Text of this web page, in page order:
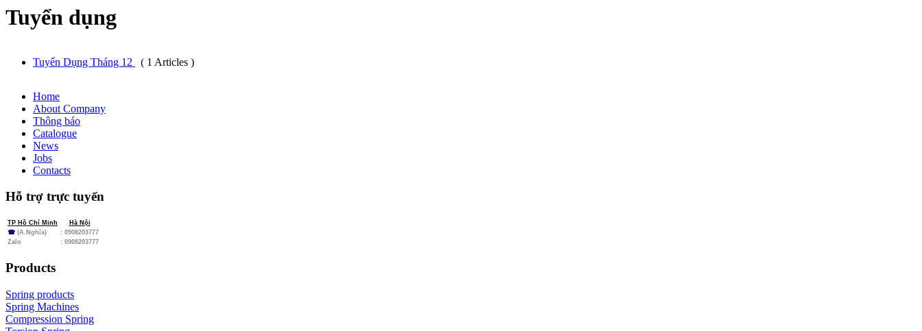
Tuyển dụng
Tuyển Dụng Tháng 12 ( 1 Articles )
Home
About Company
Thông báo
Catalogue
News
Jobs
Contacts
Hỗ trợ trực tuyến
TP Hồ Chí Minh
Hà Nội
☎ (A.Nghĩa)
: 0908203777
Zalo
: 0908203777
Products
Spring products
Spring Machines
Compression Spring